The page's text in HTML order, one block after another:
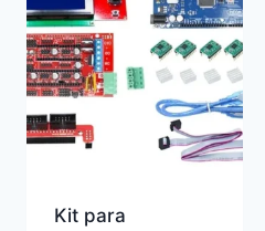
Kit para